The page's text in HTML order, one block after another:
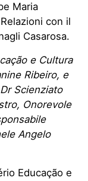
Maria
con il
Casarosa.
e Cultura
Ribeiro, e
Scienziato
Onorevole
Angelo
Educação e